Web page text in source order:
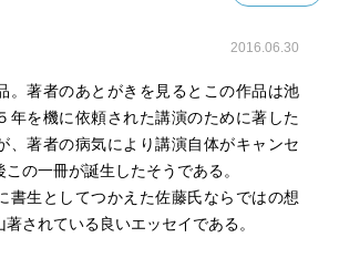
2016.06.30
。著者のあとがきを見るとこの作品は池
年を機に依頼された講演のために著した
、著者の病気により講演自体がキャンセ
の一冊が誕生したそうである。
書生としてつかえた佐藤氏ならではの想
されている良いエッセイである。